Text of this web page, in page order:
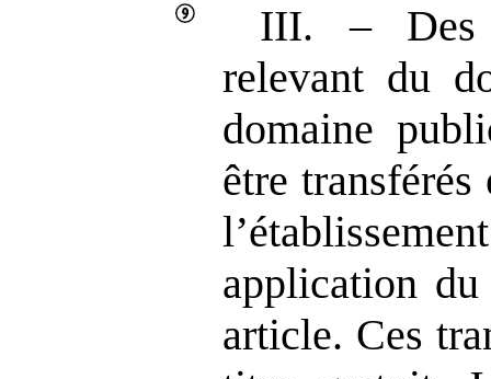
III. – Des
relevant du
domaine
être
application
article. Ces